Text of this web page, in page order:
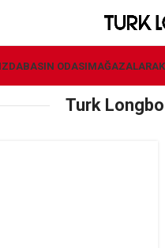
BASIN ODASIMAĞAZALAR
Turk